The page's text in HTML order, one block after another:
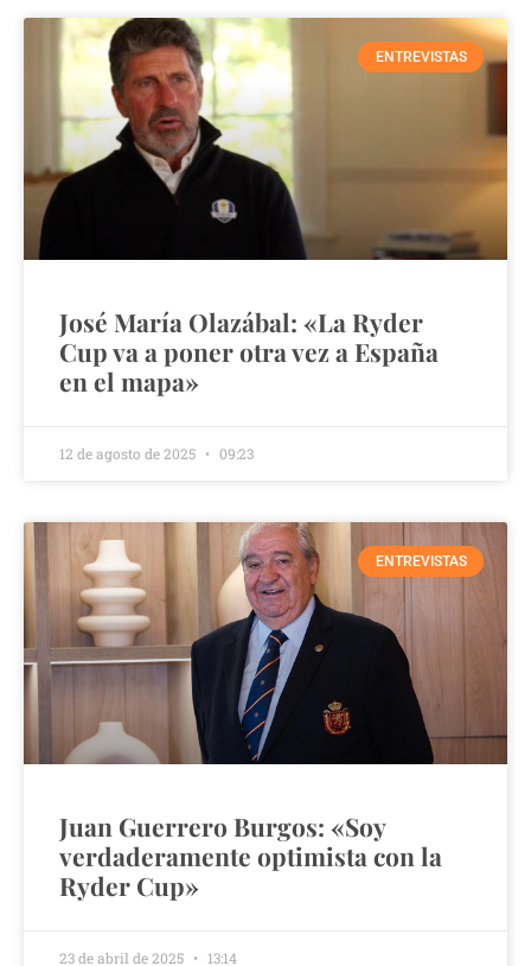
ENTREVISTAS
José María Olazábal: «La Ryder
Cup va a poner otra vez a España
en el mapa»
12 de agosto de 2025 09:23
ENTREVISTAS
Juan Guerrero Burgos: «Soy
verdaderamente optimista con la
Ryder Cup»
23 de abril de 2025 13:14